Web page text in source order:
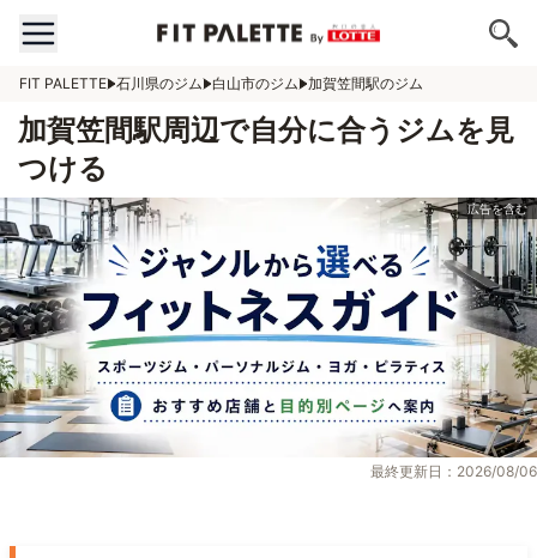
FIT PALETTE 石川県のジム 白山市のジム 加賀笠間駅のジム
加賀笠間駅周辺で自分に合うジムを見
つける
最終更新日：2026/08/06